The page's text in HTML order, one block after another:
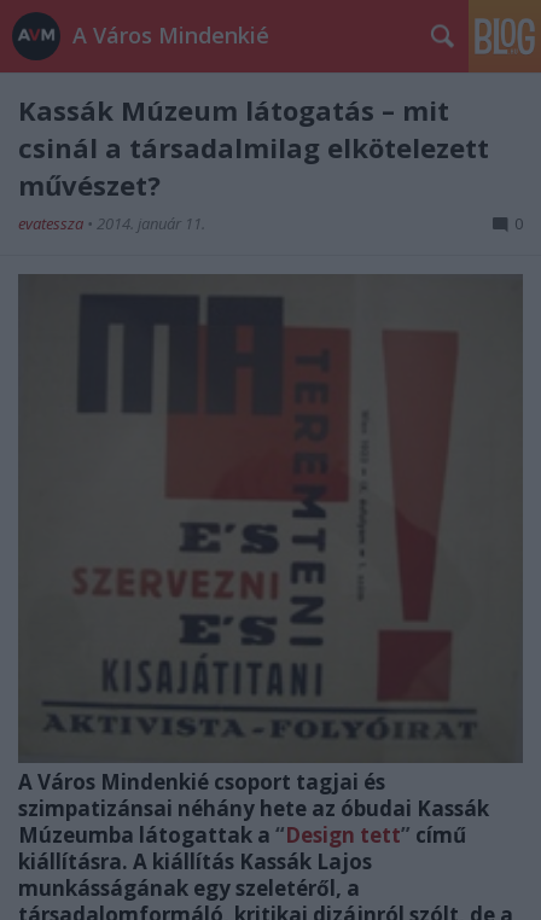
A Város Mindenkié
Kassák Múzeum látogatás – mit
csinál a társadalmilag elkötelezett
művészet?
evatessza • 2014. január 11. 0
A Város Mindenkié csoport tagjai és
szimpatizánsai néhány hete az óbudai Kassák
Múzeumba látogattak a “Design tett” című
kiállításra. A kiállítás Kassák Lajos
munkásságának egy szeletéről, a